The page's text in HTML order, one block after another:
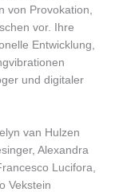
von Provokation,
vor. Ihre
Entwicklung,
und digitaler
van Hulzen
Alexandra
Lucifora,
Vekstein